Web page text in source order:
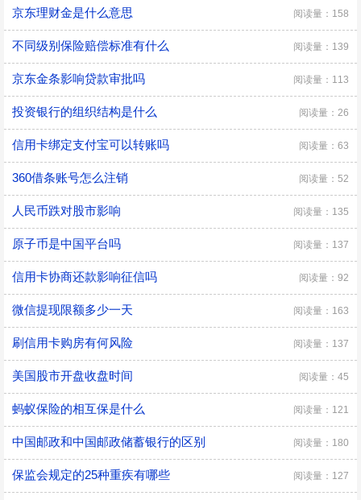
京东理财金是什么意思 阅读量：158
不同级别保险赔偿标准有什么 阅读量：139
京东金条影响贷款审批吗 阅读量：113
投资银行的组织结构是什么 阅读量：26
信用卡绑定支付宝可以转账吗 阅读量：63
360借条账号怎么注销 阅读量：52
人民币跌对股市影响 阅读量：135
原子币是中国平台吗 阅读量：137
信用卡协商还款影响征信吗 阅读量：92
微信提现限额多少一天 阅读量：163
刷信用卡购房有何风险 阅读量：137
美国股市开盘收盘时间 阅读量：45
蚂蚁保险的相互保是什么 阅读量：121
中国邮政和中国邮政储蓄银行的区别 阅读量：180
保监会规定的25种重疾有哪些 阅读量：127